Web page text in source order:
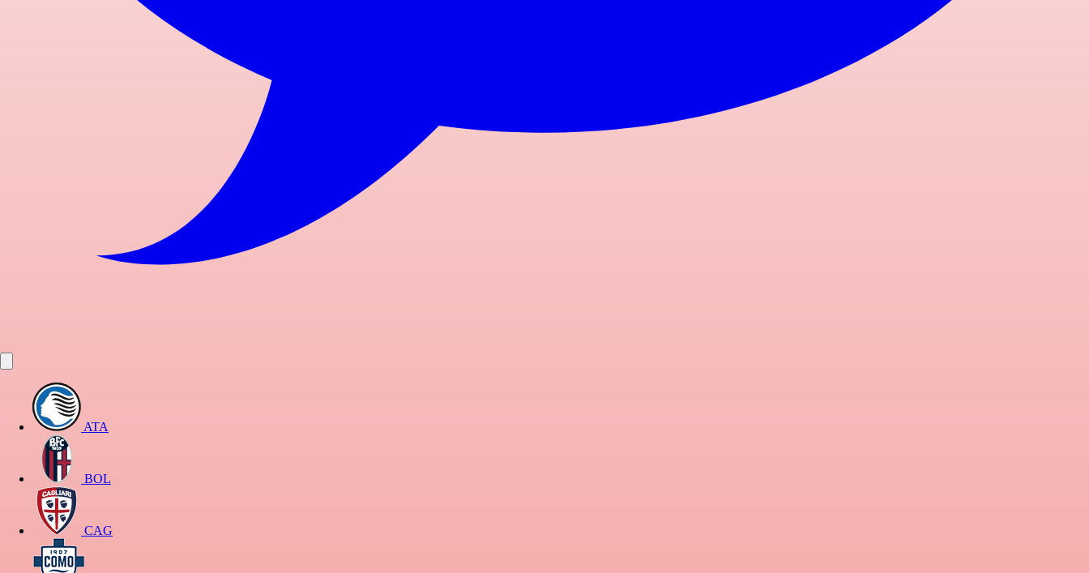
ATA
BOL
CAG